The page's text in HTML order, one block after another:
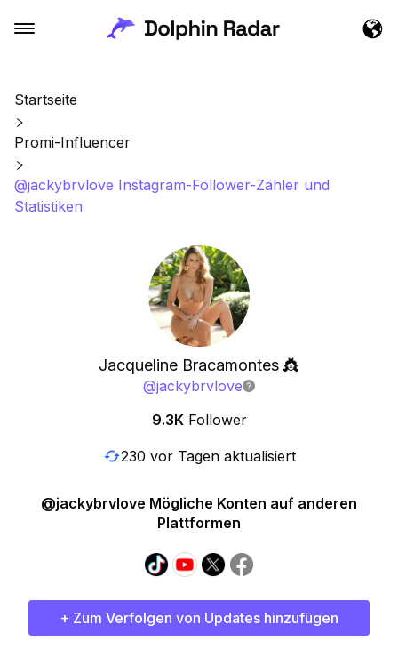
Startseite
Promi-Influencer
@jackybrvlove Instagram-Follower-Zähler und
Statistiken
Jacqueline Bracamontes 👸
@jackybrvlove
9.3K Follower
230 vor Tagen aktualisiert
@jackybrvlove Mögliche Konten auf anderen
Plattformen
+ Zum Verfolgen von Updates hinzufügen